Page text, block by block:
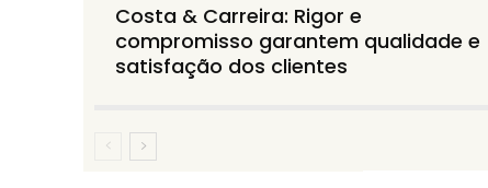
Costa & Carreira: Rigor e
compromisso garantem qualidade e
satisfação dos clientes